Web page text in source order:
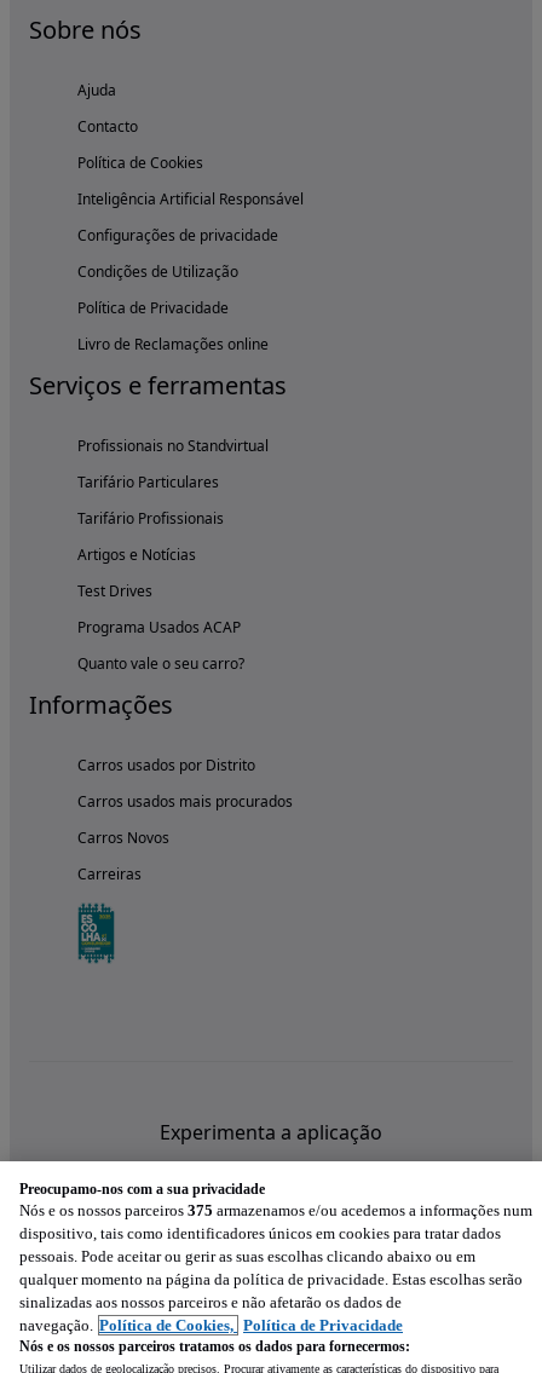
Sobre nós
Ajuda
Contacto
Política de Cookies
Inteligência Artificial Responsável
Configurações de privacidade
Condições de Utilização
Política de Privacidade
Livro de Reclamações online
Serviços e ferramentas
Profissionais no Standvirtual
Tarifário Particulares
Tarifário Profissionais
Artigos e Notícias
Test Drives
Programa Usados ACAP
Quanto vale o seu carro?
Informações
Carros usados por Distrito
Carros usados mais procurados
Carros Novos
Carreiras
Experimenta a aplicação
Preocupamo-nos com a sua privacidade
Nós e os nossos parceiros 375 armazenamos e/ou acedemos a informações num
dispositivo, tais como identificadores únicos em cookies para tratar dados
pessoais. Pode aceitar ou gerir as suas escolhas clicando abaixo ou em
qualquer momento na página da política de privacidade. Estas escolhas serão
sinalizadas aos nossos parceiros e não afetarão os dados de
navegação. Política de Cookies, Política de Privacidade
Nós e os nossos parceiros tratamos os dados para fornecermos:
Utilizar dados de geolocalização precisos. Procurar ativamente as características do dispositivo para